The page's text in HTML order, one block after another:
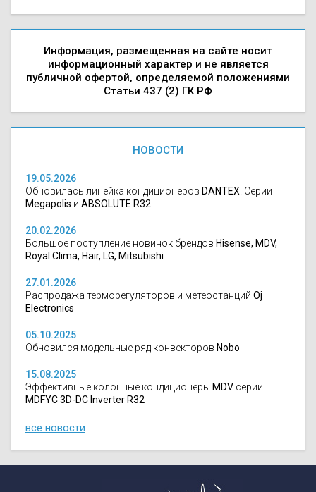
Информация, размещенная на сайте носит
информационный характер и не является
публичной офертой, определяемой положениями
Статьи 437 (2) ГК РФ
НОВОСТИ
19.05.2026
Обновилась линейка кондиционеров DANTEX . Серии
Megapolis и ABSOLUTE R32
20.02.2026
Большое поступление новинок брендов Hisense, MDV,
Royal Clima, Hair, LG, Mitsubishi
27.01.2026
Распродажа терморегуляторов и метеостанций Oj
Electronics
05.10.2025
Обновился модельные ряд конвекторов Nobo
15.08.2025
Эффективные колонные кондиционеры MDV серии
MDFYC 3D-DC Inverter R32
все новости